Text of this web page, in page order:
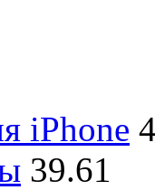
iPhone
39.61